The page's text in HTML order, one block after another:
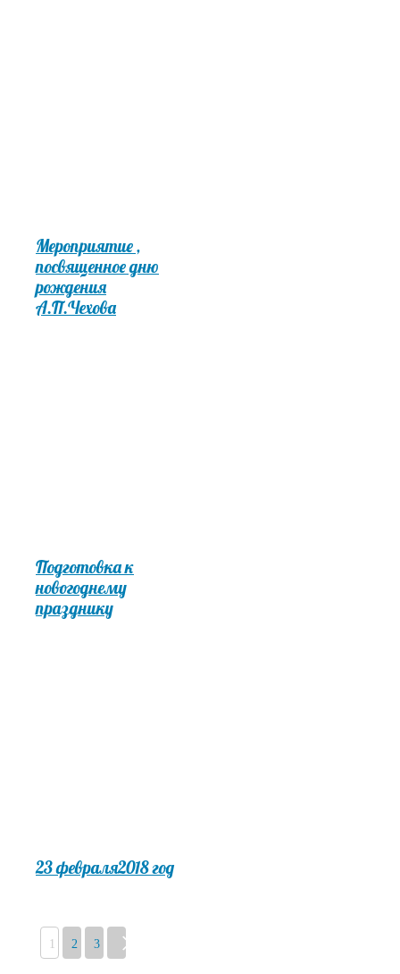
Мероприятие ,
посвященное дню
рождения
А.П.Чехова
Подготовка к
новогоднему
празднику
23 февраля2018 год
1 2 3